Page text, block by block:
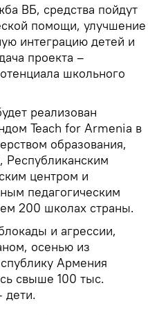
ВБ, средства пойдут
помощи, улучшение
интеграцию детей и
проекта –
школьного
реализован
Teach for Armenia в
образования,
Республиканским
центром и
педагогическим
200 школах страны.
и агрессии,
осенью из
Армения
свыше 100 тыс.
дети.